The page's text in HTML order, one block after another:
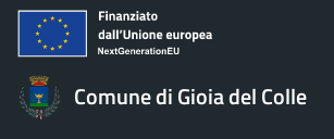
Comune di Gioia del Colle